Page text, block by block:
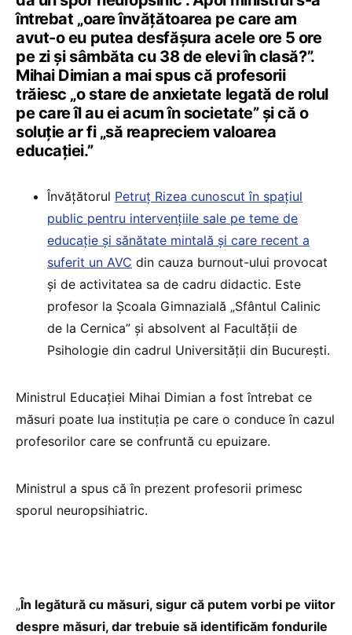
întrebat „oare învățătoarea pe care am
avut-o eu putea desfășura acele ore 5 ore
pe zi și sâmbăta cu 38 de elevi în clasă?”.
Mihai Dimian a mai spus că profesorii
trăiesc „o stare de anxietate legată de rolul
pe care îl au ei acum în societate” și că o
soluție ar fi „să reapreciem valoarea
educației.”
Învățătorul Petruț Rizea cunoscut în spațiul
public pentru intervențiile sale pe teme de
educație și sănătate mintală și care recent a
suferit un AVC din cauza burnout-ului provocat
și de activitatea sa de cadru didactic. Este
profesor la Școala Gimnazială „Sfântul Calinic
de la Cernica” și absolvent al Facultății de
Psihologie din cadrul Universității din București.
Ministrul Educației Mihai Dimian a fost întrebat ce
măsuri poate lua instituția pe care o conduce în cazul
profesorilor care se confruntă cu epuizare.
Ministrul a spus că în prezent profesorii primesc
sporul neuropsihiatric.
„În legătură cu măsuri, sigur că putem vorbi pe viitor
despre măsuri, dar trebuie să identificăm fondurile